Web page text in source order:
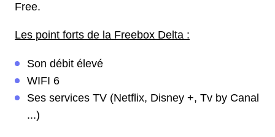
Free.
Les point forts de la Freebox Delta :
Son débit élevé
WIFI 6
Ses services TV (Netflix, Disney +, Tv by Canal
...)